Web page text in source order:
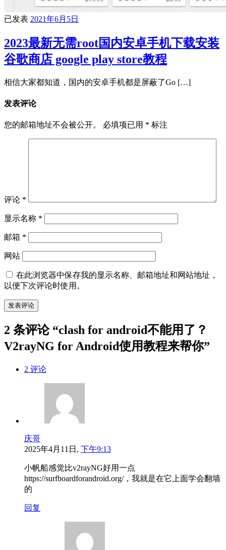
已发表 2021年6月5日
2023最新无需root国内安卓手机下载安装
谷歌商店 google play store教程
相信大家都知道，国内的安卓手机都是屏蔽了Go […]
发表评论
您的邮箱地址不会被公开。 必填项已用 * 标注
评论 *
显示名称 *
邮箱 *
网站
在此浏览器中保存我的显示名称、邮箱地址和网站地址，
以便下次评论时使用。
2 条评论 “clash for android不能用了？
V2rayNG for Android使用教程来帮你”
2 评论
庆哥
2025年4月11日, 下午9:13
小帆船感觉比v2rayNG好用一点
https://surfboardforandroid.org/，我就是在它上面学会翻墙
的
回复